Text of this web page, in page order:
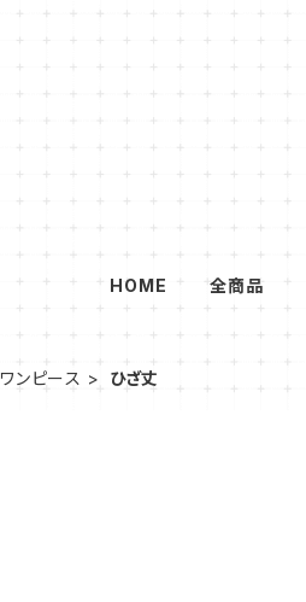
HOME 全商品
ワンピース ひざ丈